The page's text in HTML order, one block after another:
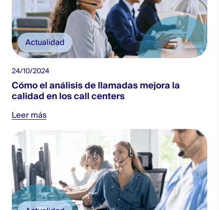
Actualidad
24/10/2024
Cómo el análisis de llamadas mejora la
calidad en los call centers
Leer más